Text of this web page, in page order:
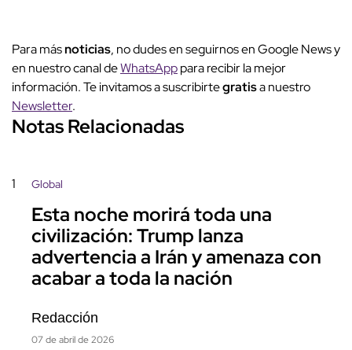
Para másnoticias, no dudes en seguirnos en Google News y
en nuestro canal deWhatsApppara recibir la mejor
información. Te invitamos a suscribirtegratisa nuestro
Newsletter.
Notas Relacionadas
1 Global
Esta noche morirá toda una
civilización: Trump lanza
advertencia a Irán y amenaza con
acabar a toda la nación
Redacción
07 de abril de 2026